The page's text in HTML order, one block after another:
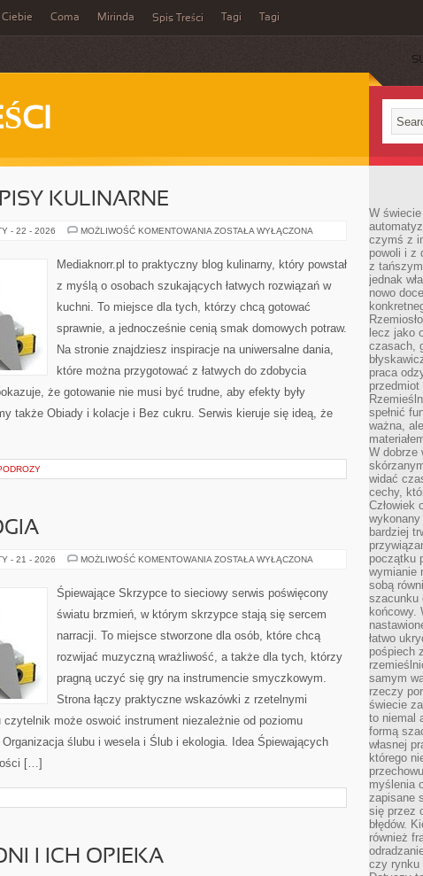
Ciebie Coma Mirinda Spis Treści Tagi Tagi
KULINARNE
- 22 - 2026 MOŻLIWOŚĆ KOMENTOWANIA PROSTE
ZOSTAŁA WYŁĄCZONA
Mediaknorr.pl to praktyczny blog kulinarny, który powstał
z myślą o osobach szukających łatwych rozwiązań w
kuchni. To miejsce dla tych, którzy chcą gotować
sprawnie, a jednocześnie cenią smak domowych potraw.
Na stronie znajdziesz inspiracje na uniwersalne dania,
które można przygotować z łatwych do zdobycia
że gotowanie nie musi być trudne, aby efekty były
także Obiady i kolacje i Bez cukru. Serwis kieruje się ideą, że
- 21 - 2026 MOŻLIWOŚĆ KOMENTOWANIA ŚLUB
ZOSTAŁA WYŁĄCZONA
Śpiewające Skrzypce to sieciowy serwis poświęcony
światu brzmień, w którym skrzypce stają się sercem
narracji. To miejsce stworzone dla osób, które chcą
rozwijać muzyczną wrażliwość, a także dla tych, którzy
pragną uczyć się gry na instrumencie smyczkowym.
Strona łączy praktyczne wskazówki z rzetelnymi
może oswoić instrument niezależnie od poziomu
ślubu i wesela i Ślub i ekologia. Idea Śpiewających
[…]
I ICH OPIEKA
W
czymś z
powoli i z
z
jednak
nowo
lecz jako
czasach,
praca
spełnić
ważna,
W dobrze
widać
cechy,
Człowiek
bardziej
początku
wymianie
sobą
szacunku
końcowy.
łatwo
pośpiech
samym
rzeczy
świecie
to niemal
formą
własnej
którego
myślenia
zapisane
się przez
błędów.
również
czy rynku